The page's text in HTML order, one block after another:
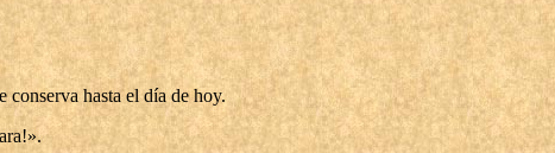
hasta el día de hoy.